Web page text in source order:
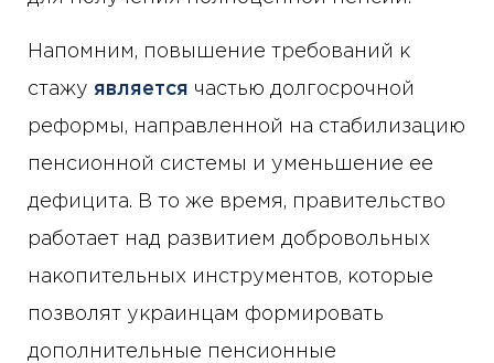
Напомним, повышение требований к
стажу является частью долгосрочной
реформы, направленной на стабилизацию
пенсионной системы и уменьшение ее
дефицита. В то же время, правительство
работает над развитием добровольных
накопительных инструментов, которые
позволят украинцам формировать
дополнительные пенсионные